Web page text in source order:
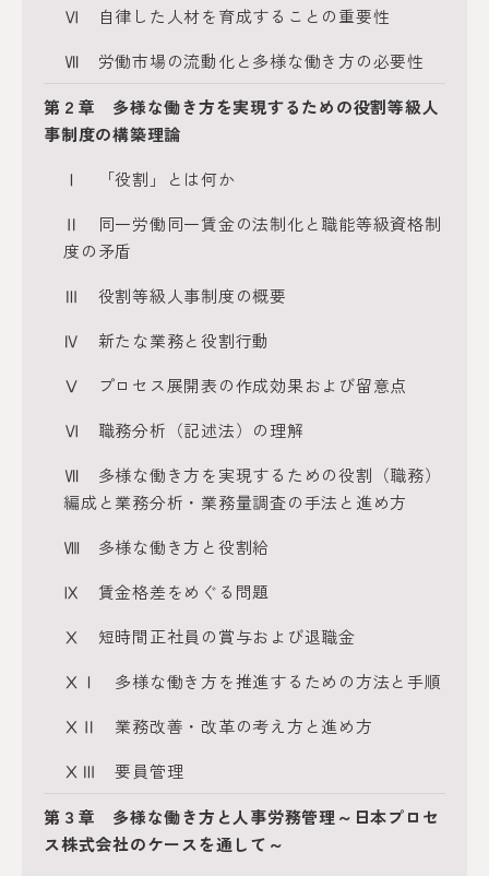
Ⅵ 自律した人材を育成することの重要性
Ⅶ 労働市場の流動化と多様な働き方の必要性
第２章 多様な働き方を実現するための役割等級人
事制度の構築理論
Ⅰ 「役割」とは何か
Ⅱ 同一労働同一賃金の法制化と職能等級資格制
度の矛盾
Ⅲ 役割等級人事制度の概要
Ⅳ 新たな業務と役割行動
Ⅴ プロセス展開表の作成効果および留意点
Ⅵ 職務分析（記述法）の理解
Ⅶ 多様な働き方を実現するための役割（職務）
編成と業務分析・業務量調査の手法と進め方
Ⅷ 多様な働き方と役割給
Ⅸ 賃金格差をめぐる問題
Ⅹ 短時間正社員の賞与および退職金
ⅩⅠ 多様な働き方を推進するための方法と手順
ⅩⅡ 業務改善・改革の考え方と進め方
ⅩⅢ 要員管理
第３章 多様な働き方と人事労務管理～日本プロセ
ス株式会社のケースを通して～